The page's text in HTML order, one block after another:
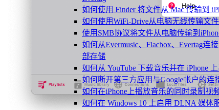
如何使用 Finder 将文件从 Mac 传输到
如何使用WiFi-Drive从电脑无线传输文件
使用SMB协议将文件从电脑传输到
如何从Evermusic、Flacbox、Evertag连
部存储
如何从 YouTube 下载音乐并在 iPhone
如何断开第三方应用与Google帐户的连
如何在iPhone上播放音乐的同时录制视
如何在 Windows 10 上启用 DLNA 媒体